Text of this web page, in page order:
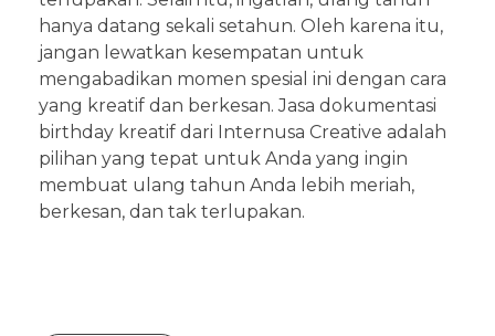
hanya datang sekali setahun. Oleh karena itu,
jangan lewatkan kesempatan untuk
mengabadikan momen spesial ini dengan cara
yang kreatif dan berkesan. Jasa dokumentasi
birthday kreatif dari Internusa Creative adalah
pilihan yang tepat untuk Anda yang ingin
membuat ulang tahun Anda lebih meriah,
berkesan, dan tak terlupakan.